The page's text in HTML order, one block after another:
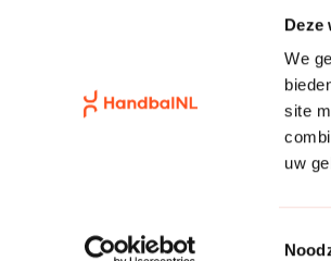
Deze
We
site
uw